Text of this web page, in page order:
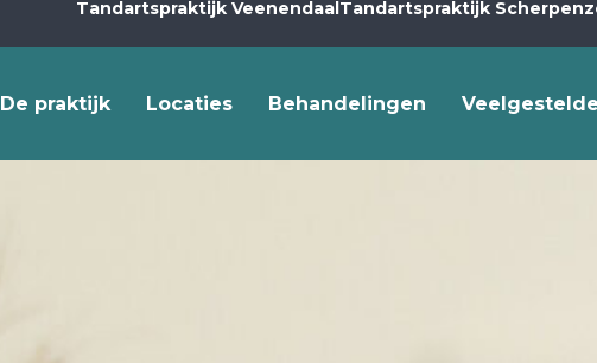
Tandartspraktijk VeenendaalTandartspraktijk
De praktijk Locaties Behandelingen